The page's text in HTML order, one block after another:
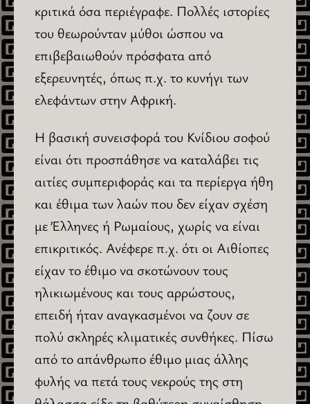
κριτικά όσα περιέγραφε. Πολλές ιστορίες
του θεωρούνταν μύθοι ώσπου να
επιβεβαιωθούν πρόσφατα από
εξερευνητές, όπως π.χ. το κυνήγι των
ελεφάντων στην Αφρική.
Η βασική συνεισφορά του Κνίδιου σοφού
είναι ότι προσπάθησε να καταλάβει τις
αιτίες συμπεριφοράς και τα περίεργα ήθη
και έθιμα των λαών που δεν είχαν σχέση
με Έλληνες ή Ρωμαίους, χωρίς να είναι
επικριτικός. Ανέφερε π.χ. ότι οι Αιθίοπες
είχαν το έθιμο να σκοτώνουν τους
ηλικιωμένους και τους αρρώστους,
επειδή ήταν αναγκασμένοι να ζουν σε
πολύ σκληρές κλιματικές συνθήκες. Πίσω
από το απάνθρωπο έθιμο μιας άλλης
φυλής να πετά τους νεκρούς της στη